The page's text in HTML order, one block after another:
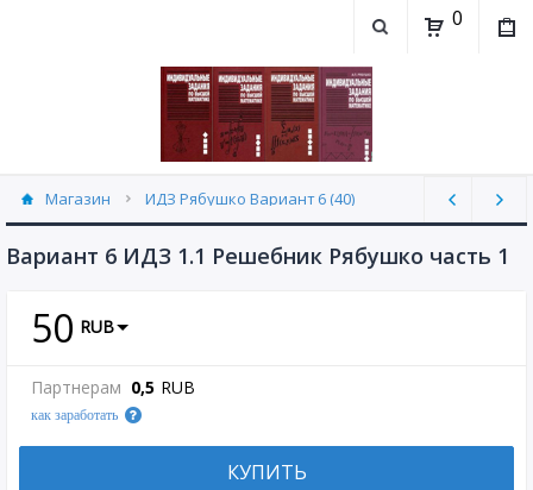
0
Магазин ИДЗ Рябушко Вариант 6 (40)
Вариант 6 ИДЗ 1.1 Решебник Рябушко часть 1
50 RUB
Партнерам 0,5 RUB
как заработать
КУПИТЬ